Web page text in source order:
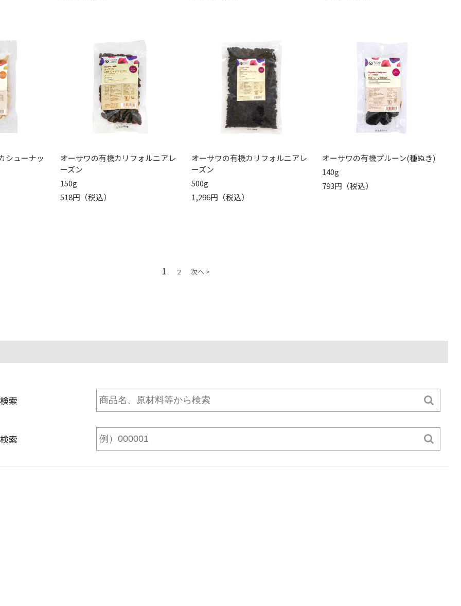
シューナッ
オーサワの有機カリフォルニアレ
ーズン
150g
518円（税込）
オーサワの有機カリフォルニアレ
ーズン
500g
1,296円（税込）
オーサワの有機プルーン(種ぬき)
140g
793円（税込）
1 2 次へ >
索
索